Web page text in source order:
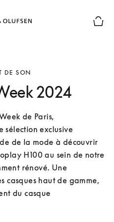
DE SON
2024
de Paris,
sélection exclusive
de la mode à découvrir
rénové. Une
casques haut de gamme,